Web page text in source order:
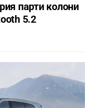
парти колони
5.2